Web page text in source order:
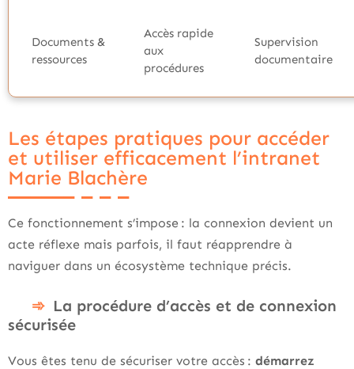
Documents &
ressources
Accès rapide
aux
procédures
Supervision
documentaire
Les étapes pratiques pour accéder
et utiliser efficacement l’intranet
Marie Blachère
Ce fonctionnement s’impose : la connexion devient un
acte réflexe mais parfois, il faut réapprendre à
naviguer dans un écosystème technique précis.
La procédure d’accès et de connexion
sécurisée
Vous êtes tenu de sécuriser votre accès : démarrez